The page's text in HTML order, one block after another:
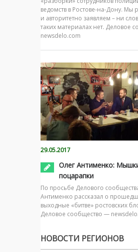
ведомств в Ростове-на-Дону. Мы
и авторитетно заявляем – ни
таких материалах нет. Деловое
newsdelo.com
29.05.2017
Олег Антименко:
поцарапки
По просьбе Делового
Антименко рассказал о
выходные «битве» ростовских
Деловое сообщество —
НОВОСТИ РЕГИОНОВ